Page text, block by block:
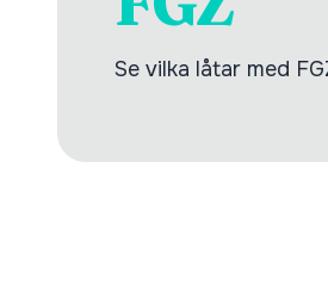
Se vilka låtar med